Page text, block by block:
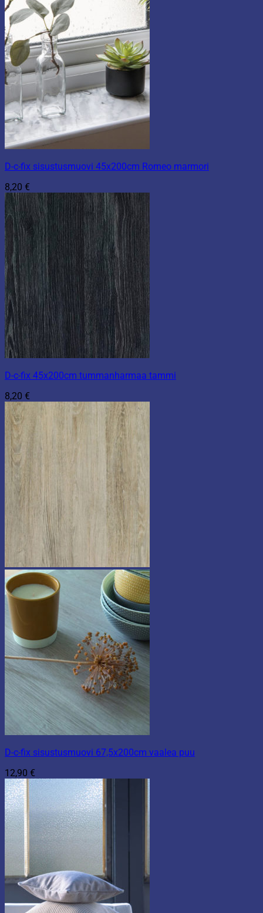
D-c-fix sisustusmuovi 45x200cm Romeo marmori
8,20 €
D-c-fix 45x200cm tummanharmaa tammi
8,20 €
D-c-fix sisustusmuovi 67,5x200cm vaalea puu
12,90 €